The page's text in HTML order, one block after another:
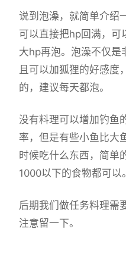
说到泡澡，就简单介绍
可以直接把hp回满，可
大hp再泡。泡澡不仅是
且可以加狐狸的好感度
的，建议每天都泡。
没有料理可以增加钓鱼
率，但是有些小鱼比大
时候吃什么东西，简单
1000以下的食物都可以。
后期我们做任务料理需
注意留一下。